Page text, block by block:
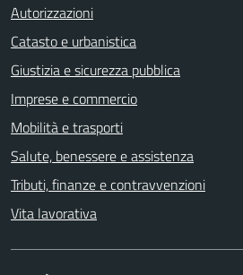
Autorizzazioni
Catasto e urbanistica
Giustizia e sicurezza pubblica
Imprese e commercio
Mobilità e trasporti
Salute, benessere e assistenza
Tributi, finanze e contravvenzioni
Vita lavorativa